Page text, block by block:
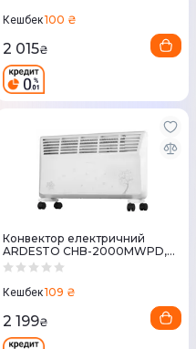
Кешбек100 ₴
2 015₴
Конвектор електричний
ARDESTO CHB-2000MWPD,
20м2, 2000Вт, відкритий
Кешбек109 ₴
2 199₴